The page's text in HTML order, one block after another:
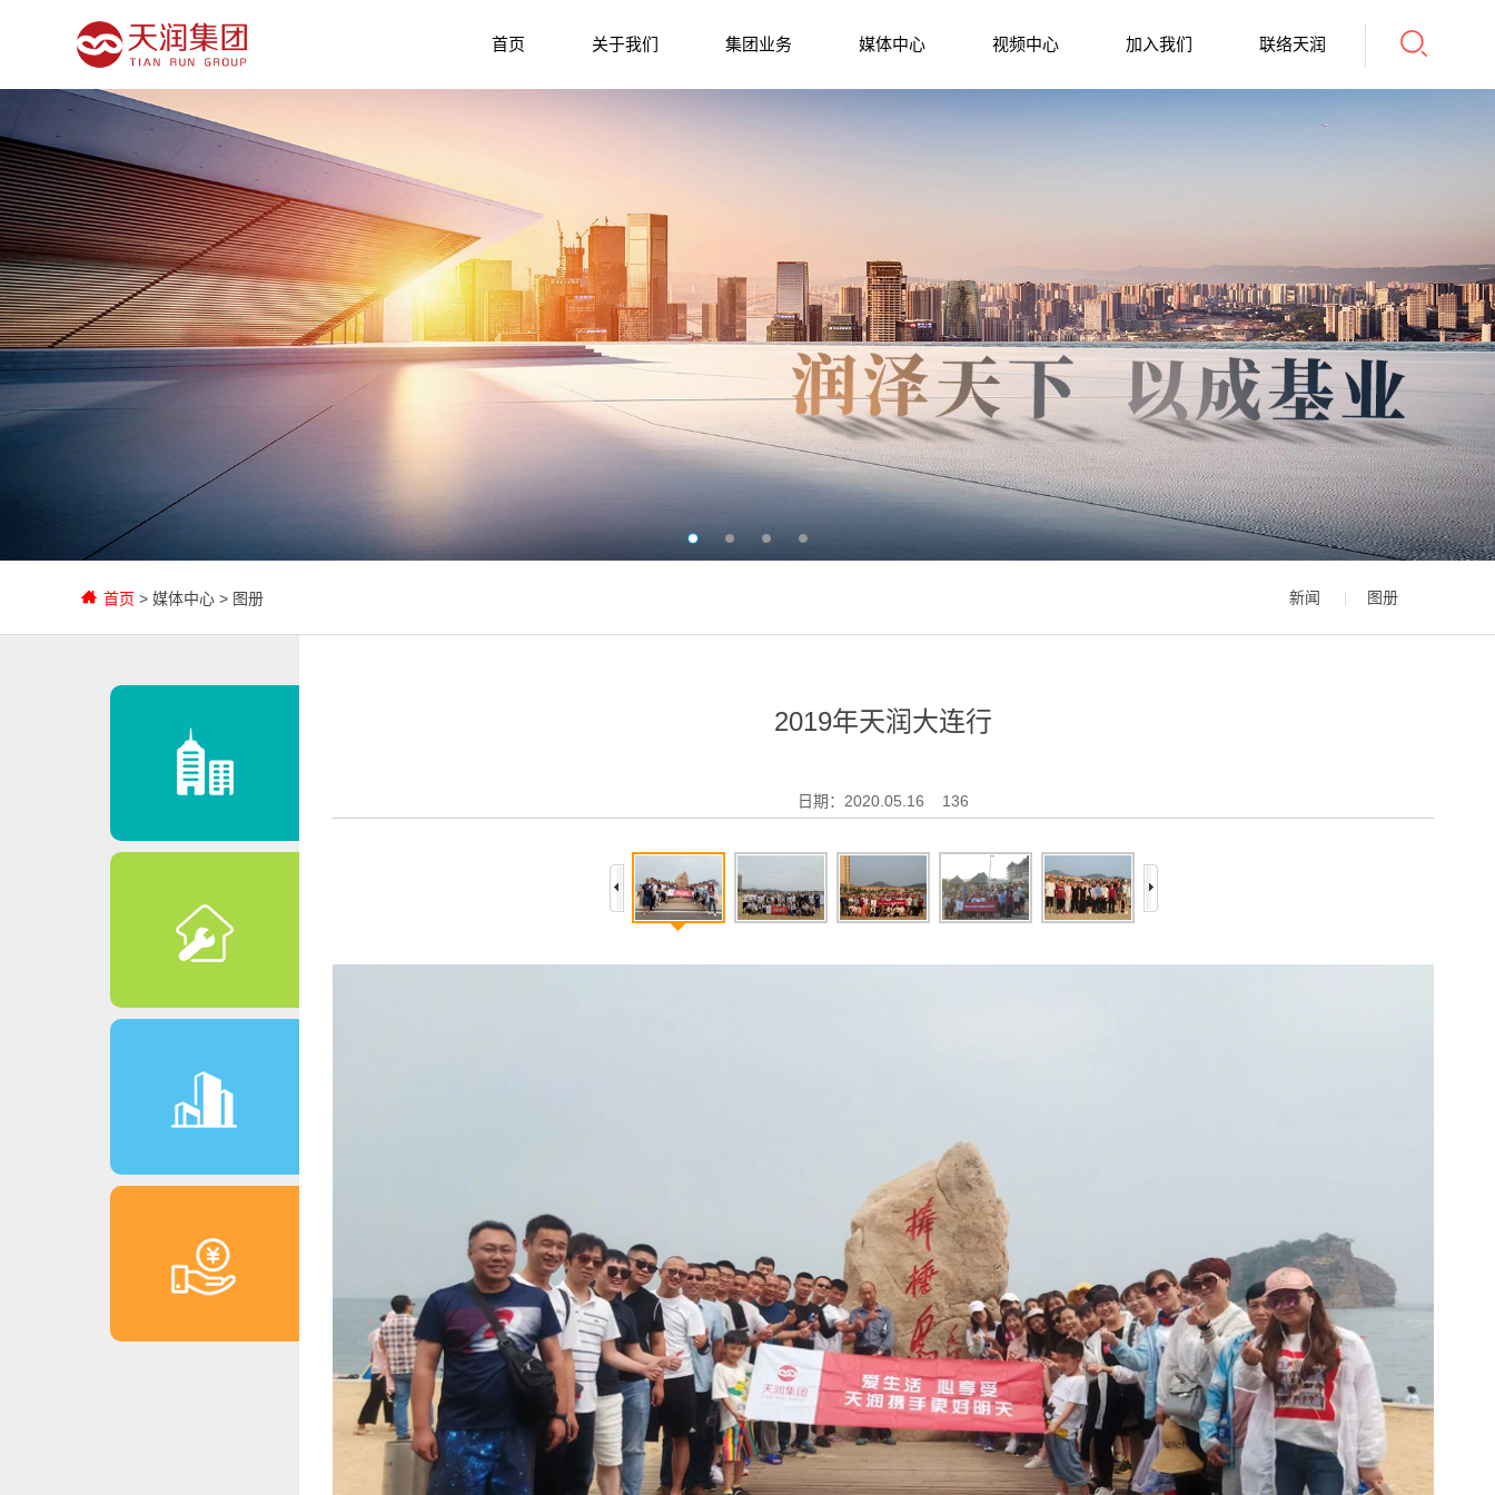
首页 关于我们 集团业务 媒体中心 视频中心 加入我们 联络天润
首页 > 媒体中心 > 图册 新闻 | 图册
2019年天润大连行
日期：2020.05.16 136